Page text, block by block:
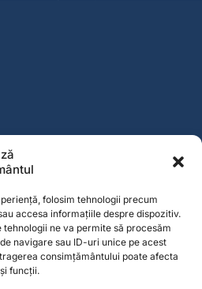
folosim tehnologii precum
accesa informațiile despre dispozitiv.
ne va permite să procesăm
navigare sau ID-uri unice pe acest
consimțământului poate afecta
funcții.